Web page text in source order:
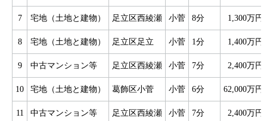
7 宅地（土地と建物） 足立区西綾瀬 小菅 8分 1,300万円
8 宅地（土地と建物） 足立区足立 小菅 1分 1,400万円
9 中古マンション等 足立区西綾瀬 小菅 7分 2,400万円
10 宅地（土地と建物） 葛飾区小菅 小菅 6分 62,000万円
11 中古マンション等 足立区西綾瀬 小菅 7分 2,400万円